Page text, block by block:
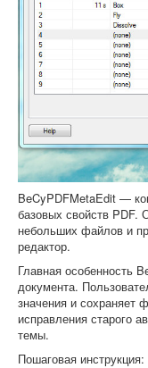
BeCyPDFMetaEdit —
базовых свойств PDF.
небольших файлов и
редактор.
Главная особенность
документа.
значения и сохраняет
исправления старого
темы.
Пошаговая инструкция: